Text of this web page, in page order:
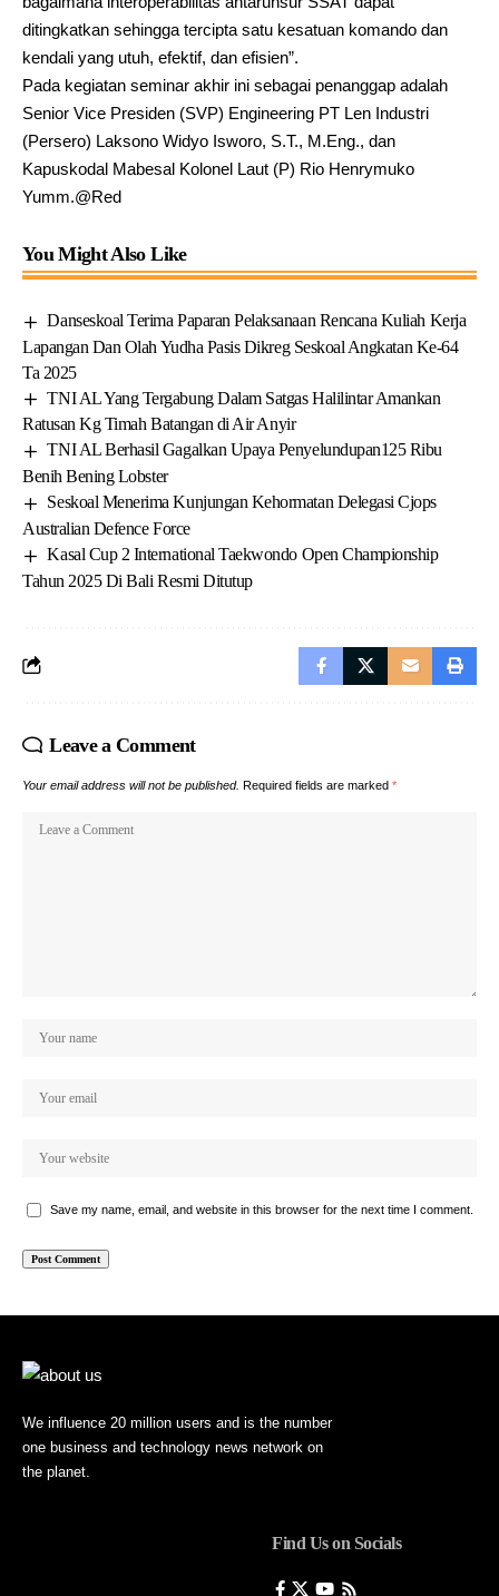
ditingkatkan sehingga tercipta satu kesatuan komando dan
kendali yang utuh, efektif, dan efisien”.
Pada kegiatan seminar akhir ini sebagai penanggap adalah
Senior Vice Presiden (SVP) Engineering PT Len Industri
(Persero) Laksono Widyo Isworo, S.T., M.Eng., dan
Kapuskodal Mabesal Kolonel Laut (P) Rio Henrymuko
Yumm.@Red
You Might Also Like
Danseskoal Terima Paparan Pelaksanaan Rencana Kuliah Kerja
Lapangan Dan Olah Yudha Pasis Dikreg Seskoal Angkatan Ke-64
Ta 2025
TNI AL Yang Tergabung Dalam Satgas Halilintar Amankan
Ratusan Kg Timah Batangan di Air Anyir
TNI AL Berhasil Gagalkan Upaya Penyelundupan125 Ribu
Benih Bening Lobster
Seskoal Menerima Kunjungan Kehormatan Delegasi Cjops
Australian Defence Force
Kasal Cup 2 International Taekwondo Open Championship
Tahun 2025 Di Bali Resmi Ditutup
Leave a Comment
Your email address will not be published. Required fields are marked *
Save my name, email, and website in this browser for the next time I comment.
We influence 20 million users and is the number
one business and technology news network on
the planet.
Find Us on Socials